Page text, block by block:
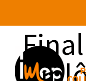
Final